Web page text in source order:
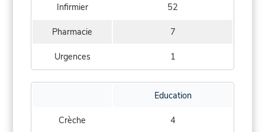
Infirmier 52
Pharmacie 7
Urgences 1
Education
Crèche 4